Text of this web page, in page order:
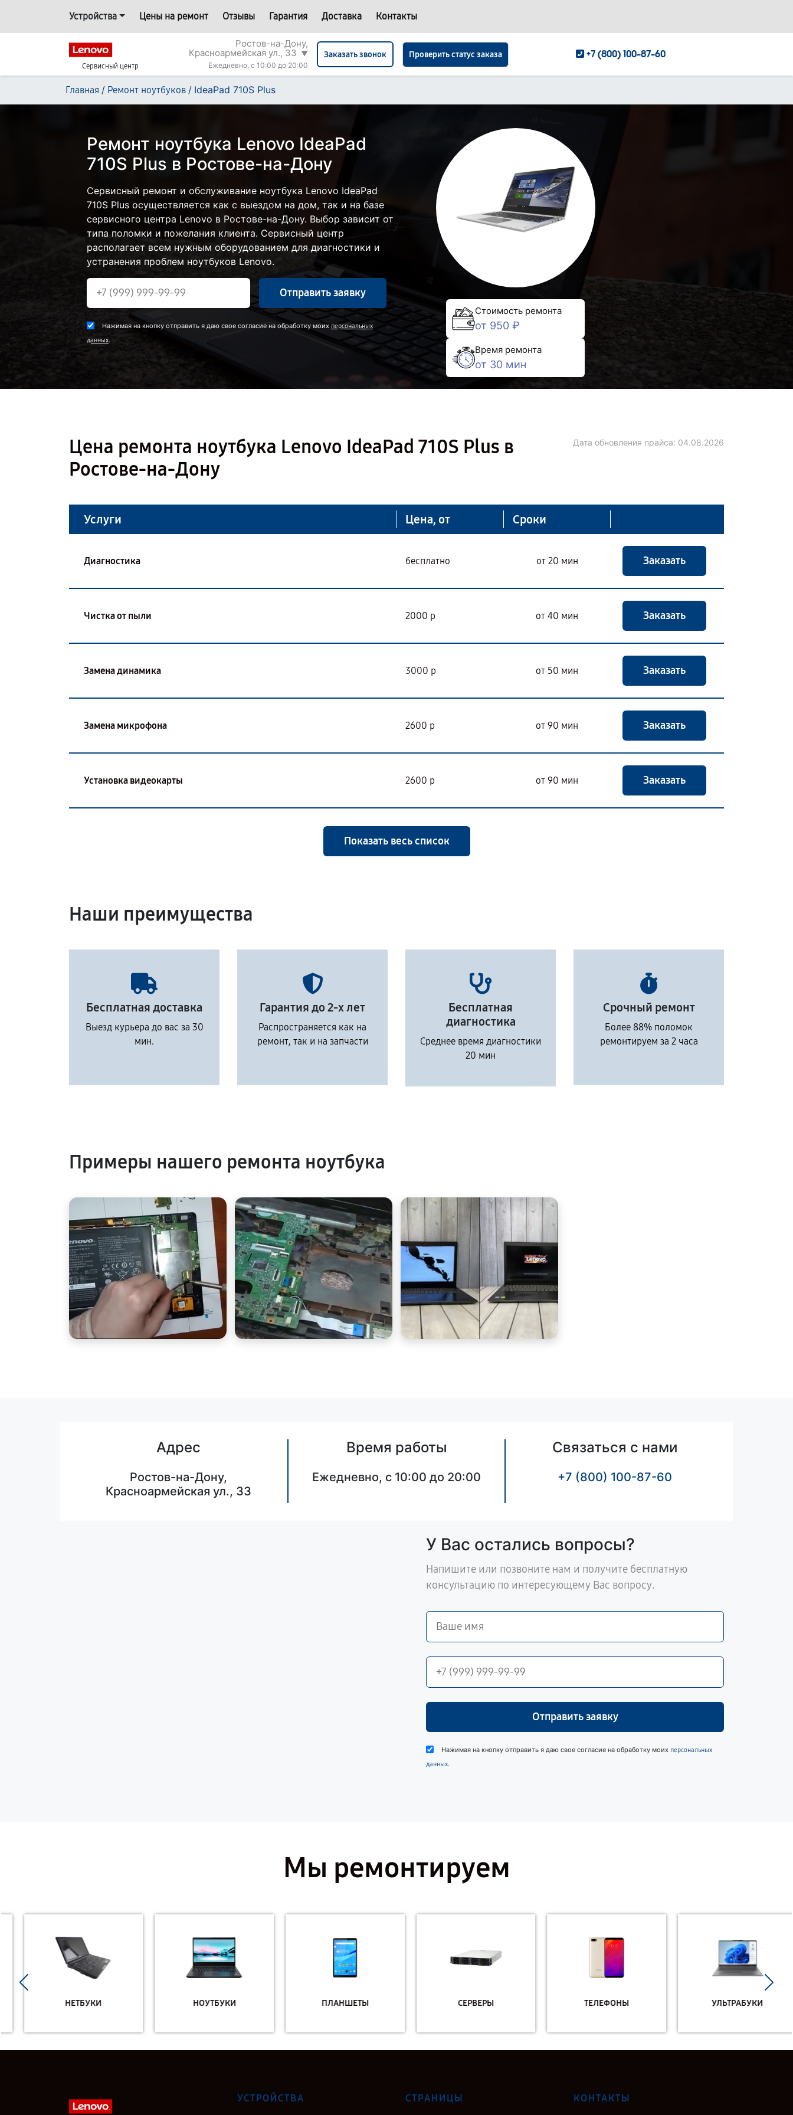
Устройства Цены на ремонт Отзывы Гарантия Доставка Контакты
Сервисный центр
Ростов-на-Дону,
Красноармейская ул., 33 ▼
Ежедневно, с 10:00 до 20:00
Заказать звонок Проверить статус заказа +7 (800) 100-87-60
Главная / Ремонт ноутбуков / IdeaPad 710S Plus
Ремонт ноутбука Lenovo IdeaPad
710S Plus в Ростове-на-Дону
Сервисный ремонт и обслуживание ноутбука Lenovo IdeaPad
710S Plus осуществляется как с выездом на дом, так и на базе
сервисного центра Lenovo в Ростове-на-Дону. Выбор зависит от
типа поломки и пожелания клиента. Сервисный центр
располагает всем нужным оборудованием для диагностики и
устранения проблем ноутбуков Lenovo.
Отправить заявку
Нажимая на кнопку отправить я даю свое согласие на обработку моих персональных
данных.
Стоимость ремонта
от 950 ₽
Время ремонта
от 30 мин
Цена ремонта ноутбука Lenovo IdeaPad 710S Plus в
Ростове-на-Дону
Дата обновления прайса: 04.08.2026
Услуги Цена, от Сроки
Диагностика бесплатно от 20 мин Заказать
Чистка от пыли 2000 р от 40 мин Заказать
Замена динамика 3000 р от 50 мин Заказать
Замена микрофона 2600 р от 90 мин Заказать
Установка видеокарты 2600 р от 90 мин Заказать
Показать весь список
Наши преимущества
Бесплатная доставка
Выезд курьера до вас за 30
мин.
Гарантия до 2-х лет
Распространяется как на
ремонт, так и на запчасти
Бесплатная
диагностика
Среднее время диагностики
20 мин
Срочный ремонт
Более 88% поломок
ремонтируем за 2 часа
Примеры нашего ремонта ноутбука
Адрес
Ростов-на-Дону,
Красноармейская ул., 33
Время работы
Ежедневно, с 10:00 до 20:00
Связаться с нами
+7 (800) 100-87-60
У Вас остались вопросы?
Напишите или позвоните нам и получите бесплатную
консультацию по интересующему Вас вопросу.
Отправить заявку
Нажимая на кнопку отправить я даю свое согласие на обработку моих персональных
данных.
Мы ремонтируем
НЕТБУКИ НОУТБУКИ ПЛАНШЕТЫ СЕРВЕРЫ ТЕЛЕФОНЫ УЛЬТРАБУКИ
УСТРОЙСТВА СТРАНИЦЫ КОНТАКТЫ